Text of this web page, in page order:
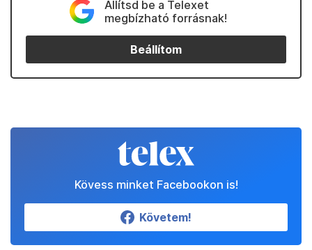
Állítsd be a Telexet
megbízható forrásnak!
Beállítom
Kövess minket Facebookon is!
Követem!